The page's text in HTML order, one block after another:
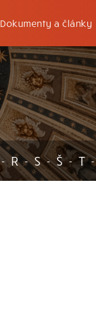
Dokumenty a články
- R - S - Š - T -